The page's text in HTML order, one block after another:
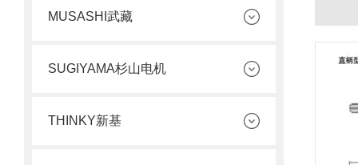
MUSASHI武藏
SUGIYAMA杉山电机
THINKY新基